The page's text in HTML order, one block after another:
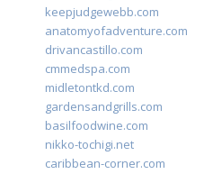
keepjudgewebb.com
anatomyofadventure.com
drivancastillo.com
cmmedspa.com
midletontkd.com
gardensandgrills.com
basilfoodwine.com
nikko-tochigi.net
caribbean-corner.com